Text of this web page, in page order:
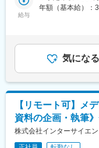
◇プロジェクトマ
グのご経験も積む
矯正器具の製造・
キレイライン矯正
ち上げを行った医
マーケティング会
なる人を増やした
給与
年額（基本給）：
金はあくまでも
があります。月給
気になる
【リモート可】メ
資料の企画・執筆
株式会社インターサイエ